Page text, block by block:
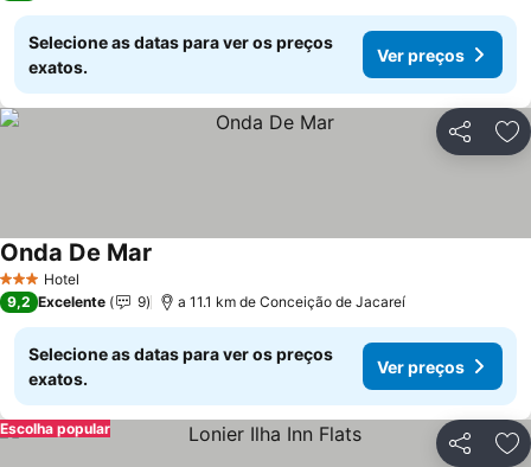
Selecione as datas para ver os preços
exatos.
Ver preços
Partilhar
3 EstrelasHotel
Onda De Mar
9,2 Excelente 9 a 11.1 km de Conceição de Jacareí
Selecione as datas para ver os preços
exatos.
Ver preços
Partilhar
Escolha popular